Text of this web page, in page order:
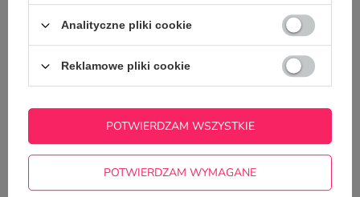
Analityczne pliki cookie
Reklamowe pliki cookie
POTWIERDZAM WYMAGANE
POTWIERDZAM WSZYSTKIE